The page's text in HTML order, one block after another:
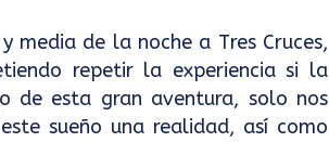
media de la noche a Tres Cruces,
repetir la experiencia si la
de esta gran aventura, solo nos
sueño una realidad, así como